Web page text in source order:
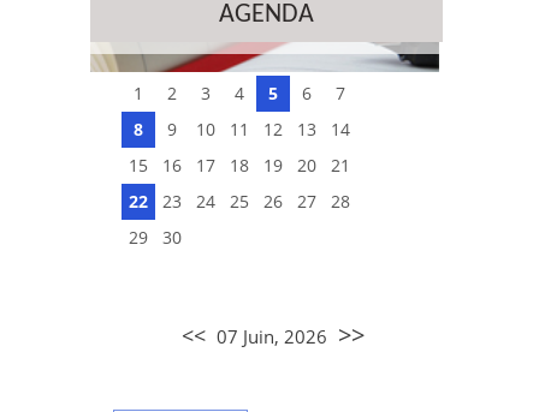
AGENDA
1 2 3 4 5 6
7
8
9 10 11 12 13
14
15
16 17 18 19 20
21
22
23 24 25 26 27
28
29
30
<< 07 Juin, 2026 >>